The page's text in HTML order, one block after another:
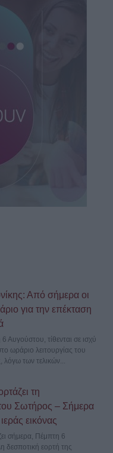
Από σήμερα οι
για την επέκταση
τίθενται σε ισχύ
ωράριο λειτουργίας του
λόγω των τελικών...
τη
Σωτήρος – Σήμερα
εικόνας
σήμερα, Πέμπτη 6
δεσποτική εορτή της